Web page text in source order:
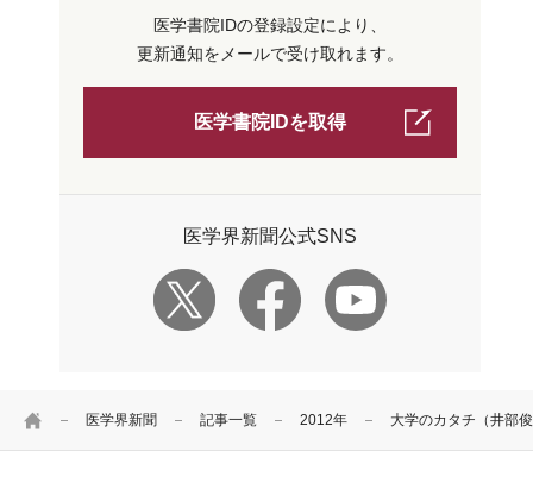
HOME 医学界新聞 記事一覧 2012年 大学のカタチ（井部
医学書院IDの登録設定により、
更新通知をメールで受け取れます。
医学書院IDを取得
医学界新聞公式SNS